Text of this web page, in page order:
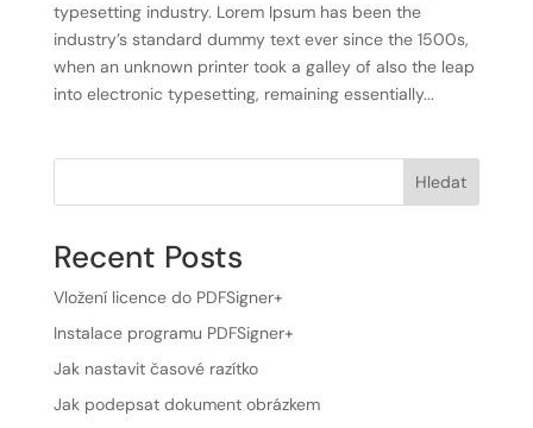
typesetting industry. Lorem Ipsum has been the
industry’s standard dummy text ever since the 1500s,
when an unknown printer took a galley of also the leap
into electronic typesetting, remaining essentially...
Hledat
Recent Posts
Vložení licence do PDFSigner+
Instalace programu PDFSigner+
Jak nastavit časové razítko
Jak podepsat dokument obrázkem